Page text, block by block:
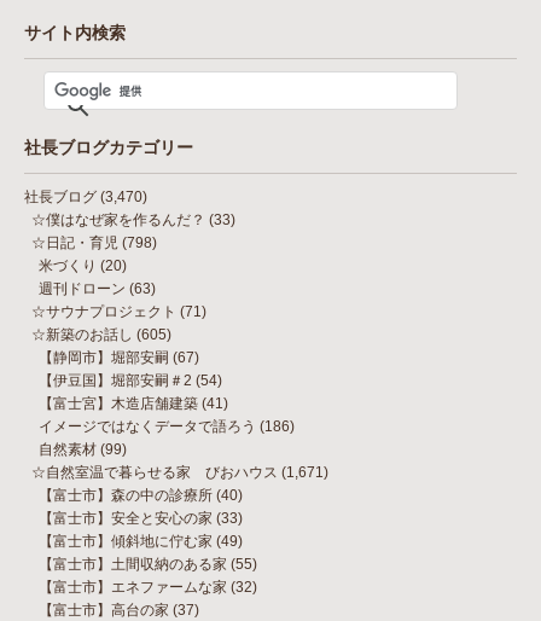
サイト内検索
社長ブログカテゴリー
社長ブログ (3,470)
☆僕はなぜ家を作るんだ？ (33)
☆日記・育児 (798)
米づくり (20)
週刊ドローン (63)
☆サウナプロジェクト (71)
☆新築のお話し (605)
【静岡市】堀部安嗣 (67)
【伊豆国】堀部安嗣＃2 (54)
【富士宮】木造店舗建築 (41)
イメージではなくデータで語ろう (186)
自然素材 (99)
☆自然室温で暮らせる家 びおハウス (1,671)
【富士市】森の中の診療所 (40)
【富士市】安全と安心の家 (33)
【富士市】傾斜地に佇む家 (49)
【富士市】土間収納のある家 (55)
【富士市】エネファームな家 (32)
【富士市】高台の家 (37)